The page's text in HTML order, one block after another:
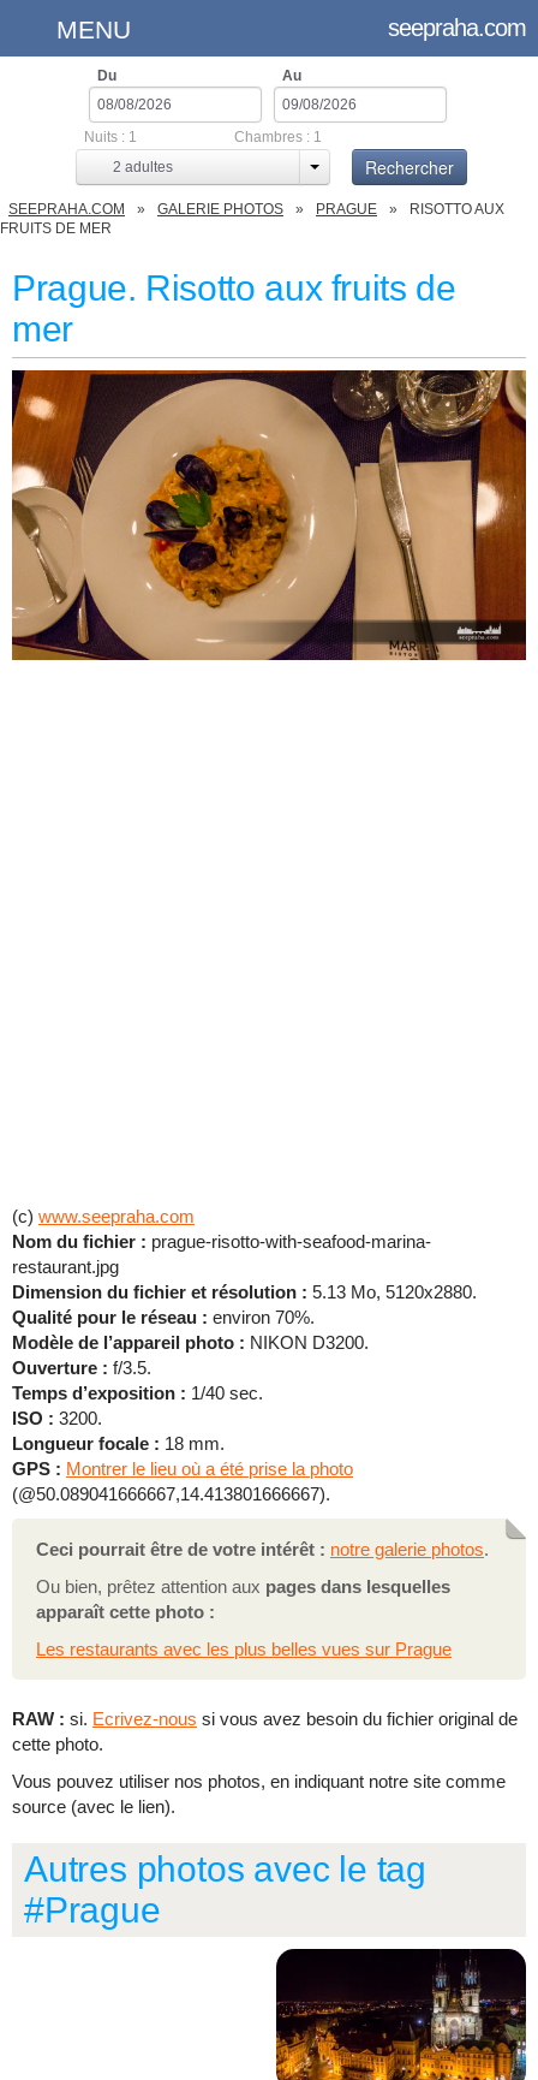
MENU seepraha.com
Du Au
2 adultes
Nuits : 1 Chambres : 1
Rechercher
SEEPRAHA.COM GALERIE PHOTOS PRAGUE
RISOTTO AUX
FRUITS DE MER
Prague. Risotto aux fruits de
mer
(c) www.seepraha.com
Nom du fichier : prague-risotto-with-seafood-marina-
restaurant.jpg
Dimension du fichier et résolution : 5.13 Mo, 5120x2880.
Qualité pour le réseau : environ 70%.
Modèle de l’appareil photo : NIKON D3200.
Ouverture : f/3.5.
Temps d’exposition : 1/40 sec.
ISO : 3200.
Longueur focale : 18 mm.
GPS : Montrer le lieu où a été prise la photo
(@50.089041666667,14.413801666667).
Ceci pourrait être de votre intérêt : notre galerie photos.
Ou bien, prêtez attention aux pages dans lesquelles
apparaît cette photo :
Les restaurants avec les plus belles vues sur Prague
RAW : si. Ecrivez-nous si vous avez besoin du fichier original de
cette photo.
Vous pouvez utiliser nos photos, en indiquant notre site comme
source (avec le lien).
Autres photos avec le tag
#Prague